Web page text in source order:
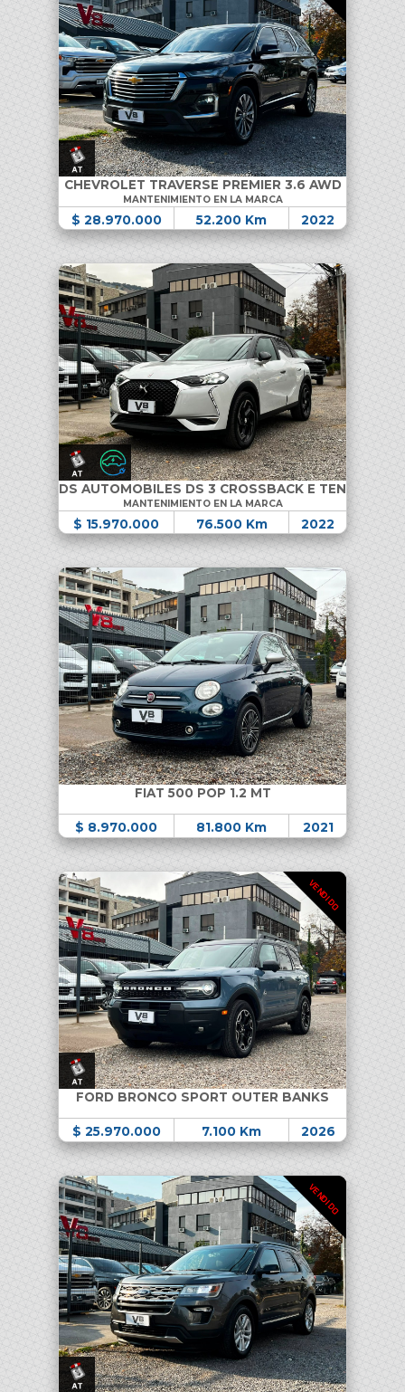
CHEVROLET TRAVERSE PREMIER 3.6 AWD
MANTENIMIENTO EN LA MARCA
$ 28.970.000 52.200 Km 2022
DS AUTOMOBILES DS 3 CROSSBACK E TENSE
MANTENIMIENTO EN LA MARCA
$ 15.970.000 76.500 Km 2022
FIAT 500 POP 1.2 MT
$ 8.970.000 81.800 Km 2021
VENDIDO
FORD BRONCO SPORT OUTER BANKS
$ 25.970.000 7.100 Km 2026
VENDIDO